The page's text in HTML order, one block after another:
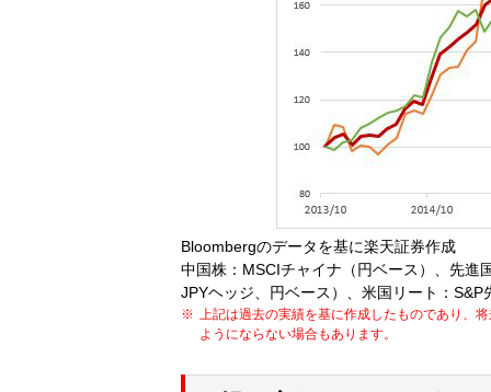
Bloombergのデータを基に楽天証券作成
中国株：MSCIチャイナ（円ベース）、先進
JPYヘッジ、円ベース）、米国リート：
上記は過去の実績を基に作成したものであり、
ようにならない場合もあります。